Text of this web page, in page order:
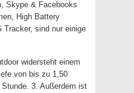
Skype & Facebooks
High Battery
Tracker, sind nur einige
widersteht einem
von bis zu 1,50
3. Außerdem ist